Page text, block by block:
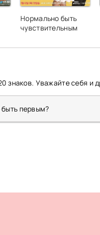
Нормально быть
чувствительным
знаков. Уважайте себя и
первым?